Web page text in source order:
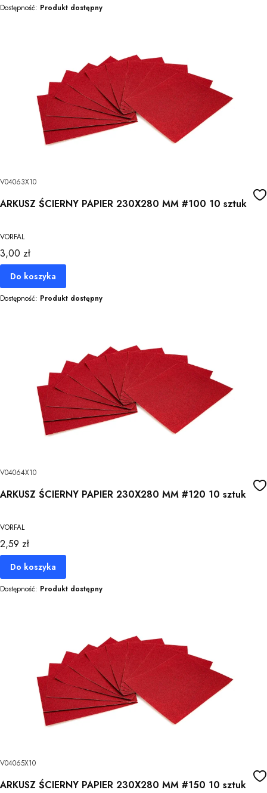
Dostępność: Produkt dostępny
V04063X10
ARKUSZ ŚCIERNY PAPIER 230X280 MM #100 10 sztuk
VORFAL
Cena
3,00 zł
Do koszyka
Dostępność: Produkt dostępny
V04064X10
ARKUSZ ŚCIERNY PAPIER 230X280 MM #120 10 sztuk
VORFAL
Cena
2,59 zł
Do koszyka
Dostępność: Produkt dostępny
V04065X10
ARKUSZ ŚCIERNY PAPIER 230X280 MM #150 10 sztuk